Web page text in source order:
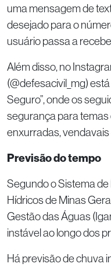
uma mensagem de
desejado para o
usuário passa a
Além disso, no
(@defesacivil_mg)
Seguro”, onde os
segurança para
enxurradas, vendavais
Previsão do tempo
Segundo o Sistema
Hídricos de Minas
Gestão das Águas
instável ao longo dos
Há previsão de chuva